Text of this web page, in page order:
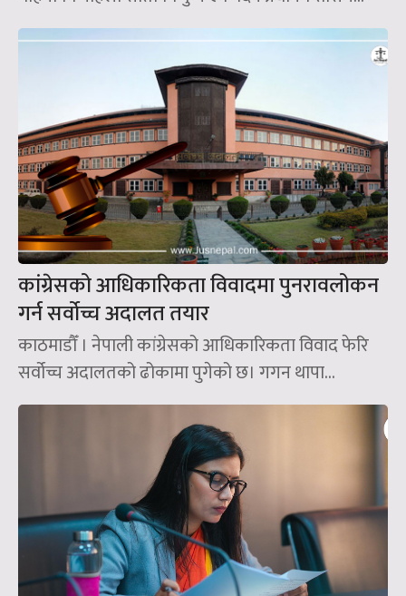
कांग्रेसको आधिकारिकता विवादमा पुनरावलोकन
गर्न सर्वोच्च अदालत तयार
काठमाडौँ । नेपाली कांग्रेसको आधिकारिकता विवाद फेरि
सर्वोच्च अदालतको ढोकामा पुगेको छ। गगन थापा...